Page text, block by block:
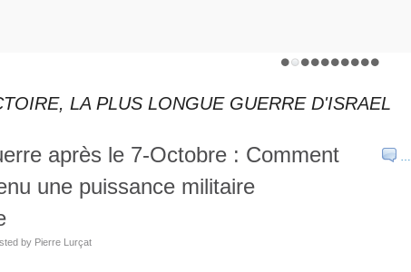
LA PLUS LONGUE GUERRE D'ISRAEL
…
après le 7-Octobre : Comment
une puissance militaire
by Pierre Lurçat